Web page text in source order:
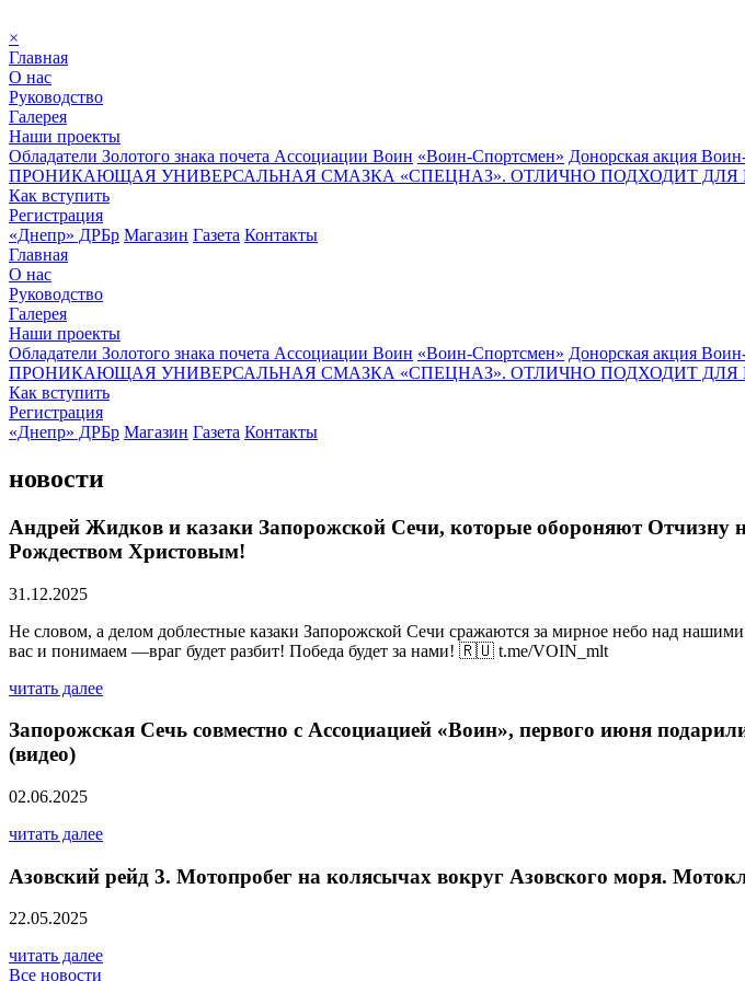
×
Главная
О нас
Руководство
Галерея
Наши проекты
Обладатели Золотого знака почета Ассоциации Воин «Воин-Спортсмен» Донорская акция
ПРОНИКАЮЩАЯ УНИВЕРСАЛЬНАЯ СМАЗКА «СПЕЦНАЗ». ОТЛИЧНО ПОДХОДИТ
Как вступить
Регистрация
«Днепр» ДРБр Магазин Газета Контакты
Главная
О нас
Руководство
Галерея
Наши проекты
Обладатели Золотого знака почета Ассоциации Воин «Воин-Спортсмен» Донорская акция
ПРОНИКАЮЩАЯ УНИВЕРСАЛЬНАЯ СМАЗКА «СПЕЦНАЗ». ОТЛИЧНО ПОДХОДИТ
Как вступить
Регистрация
«Днепр» ДРБр Магазин Газета Контакты
новости
Андрей Жидков и казаки Запорожской Сечи, которые обороняют Отчизну
Рождеством Христовым!
31.12.2025
Не словом, а делом доблестные казаки Запорожской Сечи сражаются за мирное небо над
вас и понимаем —враг будет разбит! Победа будет за нами! 🇷🇺 t.me/VOIN_mlt
читать далее
Запорожская Сечь совместно с Ассоциацией «Воин», первого июня
(видео)
02.06.2025
читать далее
Азовский рейд 3. Мотопробег на колясычах вокруг Азовского моря.
22.05.2025
читать далее
Все новости